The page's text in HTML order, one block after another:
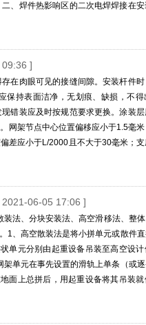
、焊件热影响区的二次电焊焊接在安
]
在肉眼可见的接缝间隙。安装杆件
保持表面洁净，无划痕、缺损，不得
错装应及时按规范要求更换。涂装
网架节点中心位置偏移应小于1.5毫
差应小于L/2000且不大于30毫米；
2021-06-05 17:06 ]
装法、分块安装法、高空滑移法、整
1、高空散装法是将小拼单元或散件
单元分别由起重设备吊装至高空设计
单元在事先设置的滑轨上单条（或逐
面上总拼后，用起重设备将其吊装